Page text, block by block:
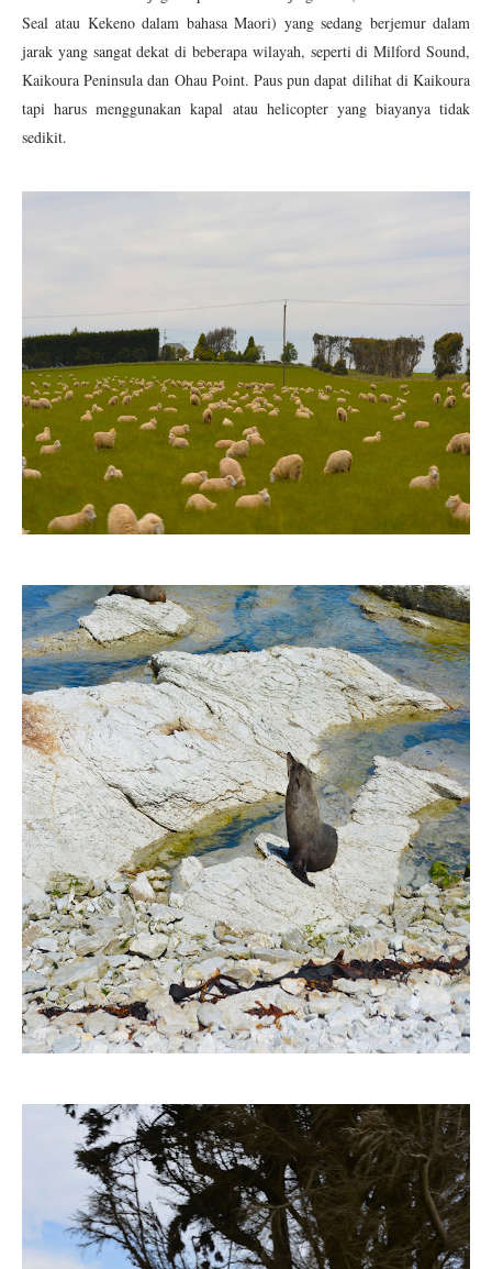
Seal atau Kekeno dalam bahasa Maori) yang sedang berjemur dalam
jarak yang sangat dekat di beberapa wilayah, seperti di Milford Sound,
Kaikoura Peninsula dan Ohau Point. Paus pun dapat dilihat di Kaikoura
tapi harus menggunakan kapal atau helicopter yang biayanya tidak
sedikit.